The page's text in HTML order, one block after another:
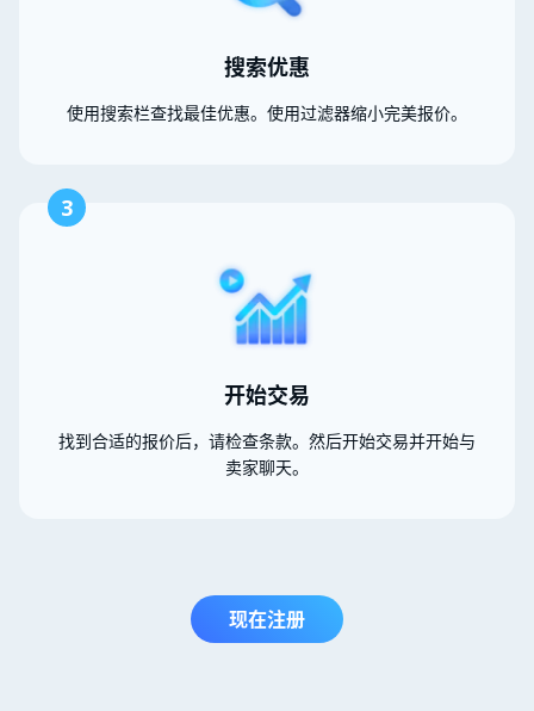
搜索优惠
使用搜索栏查找最佳优惠。使用过滤器缩小完美报价。
3
开始交易
找到合适的报价后，请检查条款。然后开始交易并开始与
卖家聊天。
现在注册